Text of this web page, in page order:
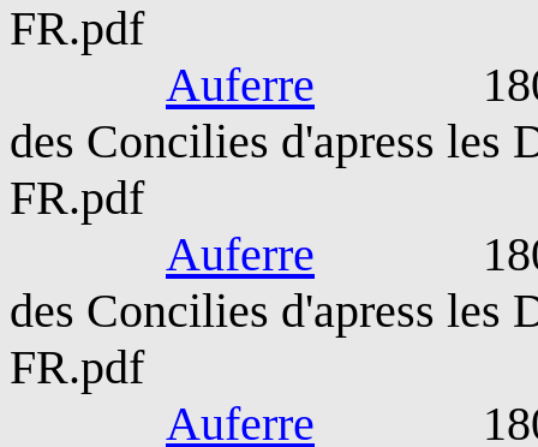
FR.pdf
Auferre 1809-
des Concilies d'apress les
FR.pdf
Auferre 1809-
des Concilies d'apress les
FR.pdf
Auferre 1809-